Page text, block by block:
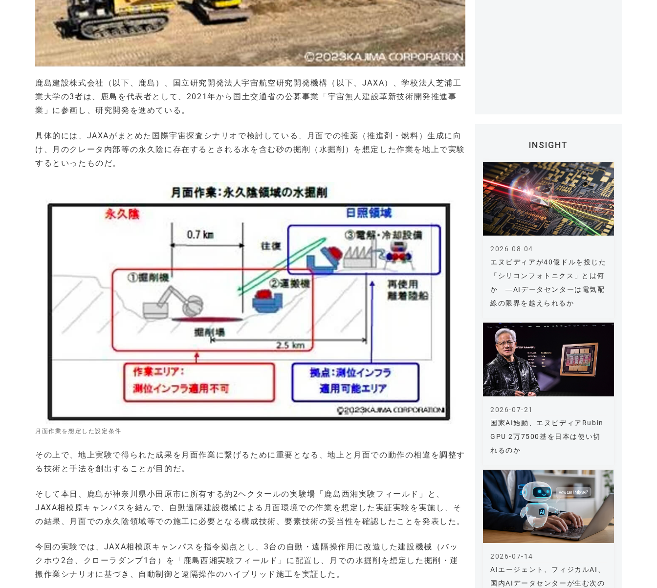
鹿島建設株式会社（以下、鹿島）、国立研究開発法人宇宙航空研究開発機構（以下、JAXA）、学校法人芝浦工
業大学の3者は、鹿島を代表者として、2021年から国土交通省の公募事業「宇宙無人建設革新技術開発推進事
業」に参画し、研究開発を進めている。
具体的には、JAXAがまとめた国際宇宙探査シナリオで検討している、月面での推薬（推進剤・燃料）生成に向
け、月のクレータ内部等の永久陰に存在するとされる水を含む砂の掘削（水掘削）を想定した作業を地上で実験
するといったものだ。
月面作業を想定した設定条件
その上で、地上実験で得られた成果を月面作業に繋げるために重要となる、地上と月面での動作の相違を調整す
る技術と手法を創出することが目的だ。
そして本日、鹿島が神奈川県小田原市に所有する約2ヘクタールの実験場「鹿島西湘実験フィールド」と、
JAXA相模原キャンパスを結んで、自動遠隔建設機械による月面環境での作業を想定した実証実験を実施し、そ
の結果、月面での永久陰領域等での施工に必要となる構成技術、要素技術の妥当性を確認したことを発表した。
今回の実験では、JAXA相模原キャンパスを指令拠点とし、3台の自動・遠隔操作用に改造した建設機械（バッ
クホウ2台、クローラダンプ1台）を「鹿島西湘実験フィールド」に配置し、月での水掘削を想定した掘削・運
搬作業シナリオに基づき、自動制御と遠隔操作のハイブリッド施工を実証した。
INSIGHT
エヌビディアが40億ドルを投じた
「シリコンフォトニクス」とは何
か ―AIデータセンターは電気配
線の限界を越えられるか
2026-08-04
国家AI始動、エヌビディアRubin
GPU 2万7500基を日本は使い切
れるのか
2026-07-21
AIエージェント、フィジカルAI、
国内AIデータセンターが生む次の
2026-07-14